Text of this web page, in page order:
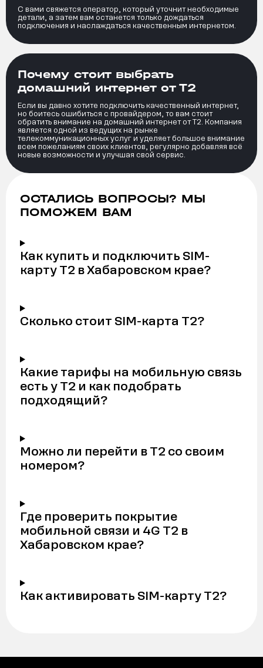
С вами свяжется оператор, который уточнит необходимые
детали, а затем вам останется только дождаться
подключения и наслаждаться качественным интернетом.
Почему стоит выбрать
домашний интернет от Т2
Если вы давно хотите подключить качественный интернет,
но боитесь ошибиться с провайдером, то вам стоит
обратить внимание на домашний интернет от Т2. Компания
является одной из ведущих на рынке
телекоммуникационных услуг и уделяет большое внимание
всем пожеланиям своих клиентов, регулярно добавляя всё
новые возможности и улучшая свой сервис.
ОСТАЛИСЬ ВОПРОСЫ? МЫ
ПОМОЖЕМ ВАМ
Как купить и подключить SIM-
карту Т2 в Хабаровском крае?
Сколько стоит SIM-карта Т2?
Какие тарифы на мобильную связь
есть у Т2 и как подобрать
подходящий?
Можно ли перейти в Т2 со своим
номером?
Где проверить покрытие
мобильной связи и 4G Т2 в
Хабаровском крае?
Как активировать SIM-карту Т2?